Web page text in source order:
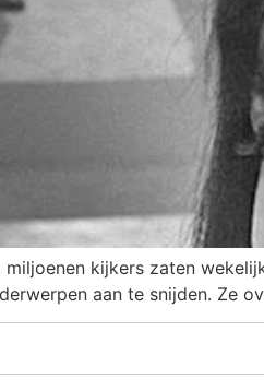
kijkers zaten
aan te snijden. Ze